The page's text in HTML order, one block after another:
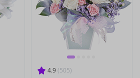
4.9 (505)